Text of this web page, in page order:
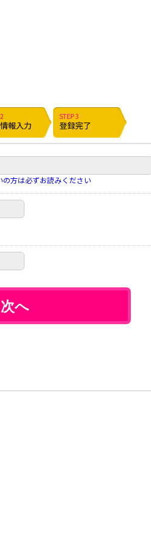
報入力
STEP 3
登録完了
方は必ずお読みください